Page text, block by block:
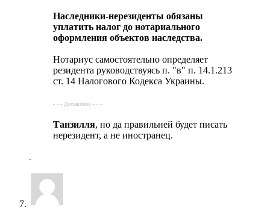
Наследники-нерезиденты обязаны
уплатить налог до нотариального
оформления объектов наследства.
Нотариус самостоятельно определяет
резидента руководствуясь п. "в" п. 14.1.213
ст. 14 Налогового Кодекса Украины.
- - - Добавлено - - -
Танзилля, но да правильней будет писать
нерезидент, а не иностранец.